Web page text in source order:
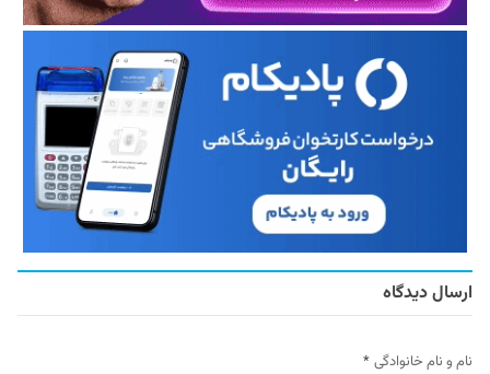
ارسال دیدگاه
نام و نام خانوادگی *